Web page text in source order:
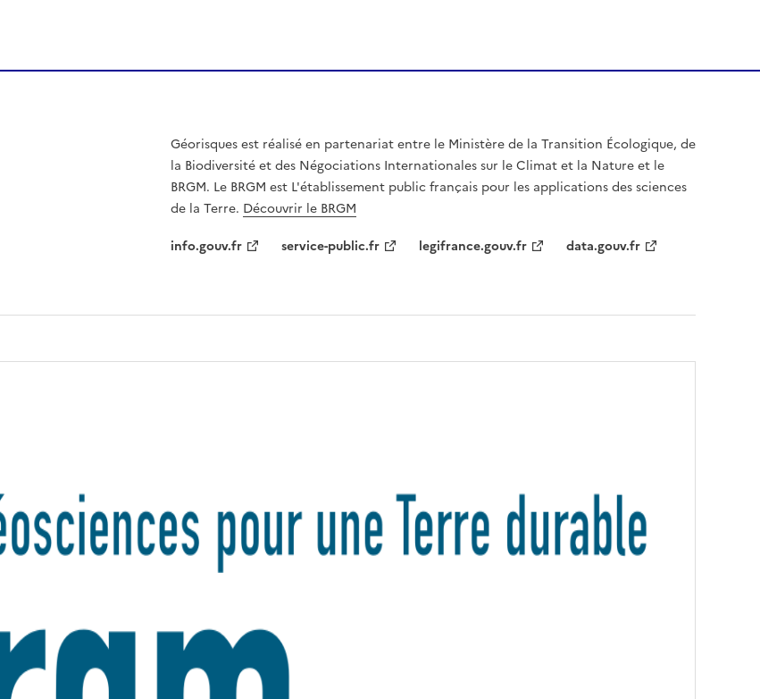
Géorisques est réalisé en partenariat entre le Ministère de la Transition Écologique, de
la Biodiversité et des Négociations Internationales sur le Climat et la Nature et le
BRGM. Le BRGM est L'établissement public français pour les applications des sciences
de la Terre. Découvrir le BRGM
info.gouv.fr
service-public.fr legifrance.gouv.fr data.gouv.fr